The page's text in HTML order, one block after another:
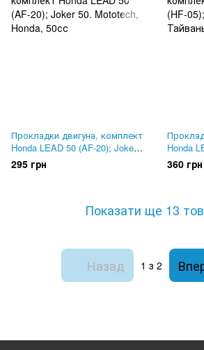
Прокладки двигуна, комплект
Honda LEAD 50 (AF-20); Joker
50. Mototech
295 грн
Honda
90. MSU
360 грн
Показати ще 13
Назад 1 з 2